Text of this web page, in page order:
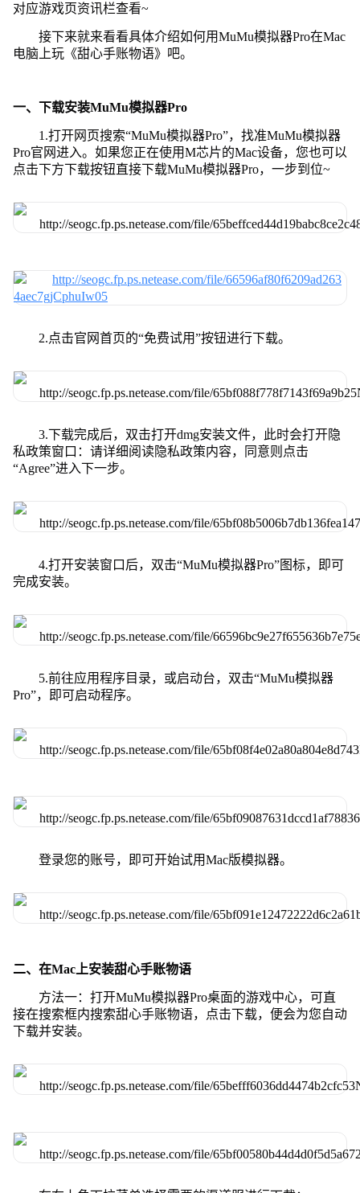
对应游戏页资讯栏查看~
接下来就来看看具体介绍如何用MuMu模拟器Pro在Mac
电脑上玩《甜心手账物语》吧。
一、下载安装MuMu模拟器Pro
1.打开网页搜索“MuMu模拟器Pro”，找准MuMu模拟器
Pro官网进入。如果您正在使用M芯片的Mac设备，您也可以
点击下方下载按钮直接下载MuMu模拟器Pro，一步到位~
2.点击官网首页的“免费试用”按钮进行下载。
3.下载完成后，双击打开dmg安装文件，此时会打开隐
私政策窗口：请详细阅读隐私政策内容，同意则点击
“Agree”进入下一步。
4.打开安装窗口后，双击“MuMu模拟器Pro”图标，即可
完成安装。
5.前往应用程序目录，或启动台，双击“MuMu模拟器
Pro”，即可启动程序。
登录您的账号，即可开始试用Mac版模拟器。
二、在Mac上安装甜心手账物语
方法一：打开MuMu模拟器Pro桌面的游戏中心，可直
接在搜索框内搜索甜心手账物语，点击下载，便会为您自动
下载并安装。